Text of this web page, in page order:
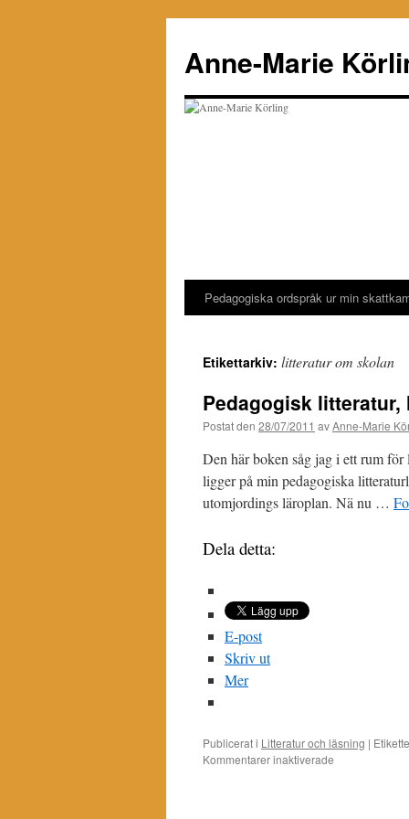
innehåll
Anne-Marie
Pedagogiska ordspråk ur min
Etikettarkiv: litteratur om skolan
Pedagogisk
Postat den 28/07/2011 avAnne-Marie
Den här boken såg jag i ett rum för
ligger på min pedagogiska
utomjordings läroplan. Nä nu …
Dela detta:
E-post
Skriv ut
Mer
Publicerat i Litteratur och läsning |
Kommentarer inaktiverade